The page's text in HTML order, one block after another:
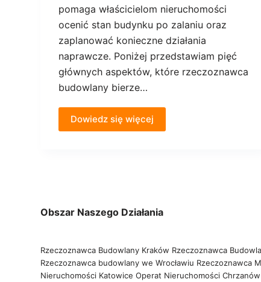
pomaga właścicielom nieruchomości
ocenić stan budynku po zalaniu oraz
zaplanować konieczne działania
naprawcze. Poniżej przedstawiam pięć
głównych aspektów, które rzeczoznawca
budowlany bierze…
Dowiedz się więcej
Obszar Naszego Działania
Rzeczoznawca Budowlany Kraków Rzeczoznawca
Rzeczoznawca budowlany we Wrocławiu Rzeczoznawca
Nieruchomości Katowice Operat Nieruchomości Chrzanów